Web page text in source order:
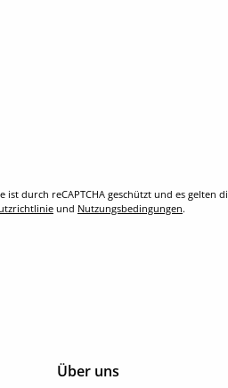
ist durch reCAPTCHA geschützt und es gelten
und Nutzungsbedingungen.
Über uns